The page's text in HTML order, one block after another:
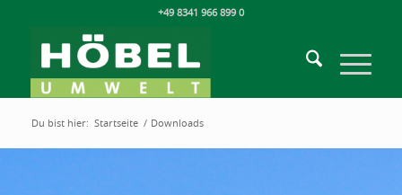
+49 8341 966 899 0
Du bist hier: Startseite / Downloads